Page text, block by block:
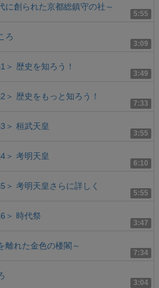
5:55
に創られた京都総鎮守の社～
3:09
ろ
3:49
＞ 歴史を知ろう！
7:33
＞ 歴史をもっと知ろう！
3:55
＞ 桓武天皇
6:10
＞ 考明天皇
5:55
＞ 考明天皇さらに詳しく
3:47
＞ 時代祭
7:34
離れた金色の楼閣～
3:04